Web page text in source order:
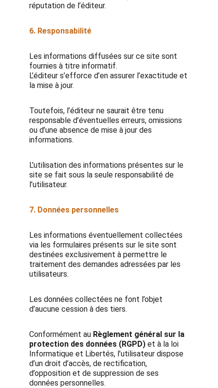
réputation de l’éditeur.
6. Responsabilité
Les informations diffusées sur ce site sont
fournies à titre informatif.
L’éditeur s’efforce d’en assurer l’exactitude et
la mise à jour.
Toutefois, l’éditeur ne saurait être tenu
responsable d’éventuelles erreurs, omissions
ou d’une absence de mise à jour des
informations.
L’utilisation des informations présentes sur le
site se fait sous la seule responsabilité de
l’utilisateur.
7. Données personnelles
Les informations éventuellement collectées
via les formulaires présents sur le site sont
destinées exclusivement à permettre le
traitement des demandes adressées par les
utilisateurs.
Les données collectées ne font l’objet
d’aucune cession à des tiers.
Conformément au Règlement général sur la
protection des données (RGPD) et à la loi
Informatique et Libertés, l’utilisateur dispose
d’un droit d’accès, de rectification,
d’opposition et de suppression de ses
données personnelles.